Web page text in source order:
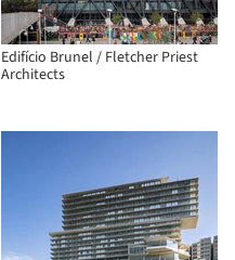
Edifício Brunel / Fletcher Priest
Architects